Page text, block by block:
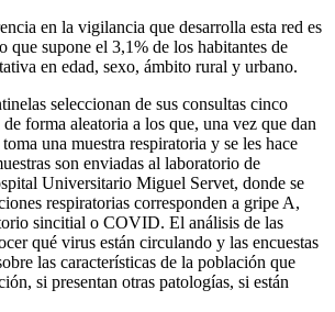
en la vigilancia que desarrolla esta red es
que supone el 3,1% de los habitantes de
en edad, sexo, ámbito rural y urbano.
seleccionan de sus consultas cinco
de forma aleatoria a los que, una vez que dan
una muestra respiratoria y se les hace
son enviadas al laboratorio de
Universitario Miguel Servet, donde se
respiratorias corresponden a gripe A,
sincitial o COVID. El análisis de las
qué virus están circulando y las encuestas
las características de la población que
si presentan otras patologías, si están